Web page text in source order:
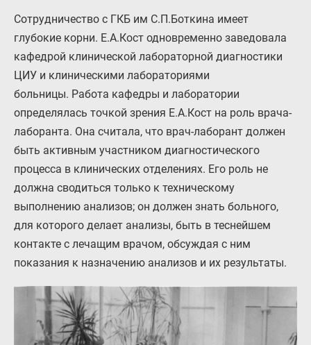
Сотрудничество с ГКБ им С.П.Боткина имеет
глубокие корни. Е.А.Кост одновременно заведовала
кафедрой клинической лабораторной диагностики
ЦИУ и клиническими лабораториями
больницы. Работа кафедры и лаборатории
определялась точкой зрения Е.А.Кост на роль врача-
лаборанта. Она считала, что врач-лаборант должен
быть активным участником диагностического
процесса в клинических отделениях. Его роль не
должна сводиться только к техническому
выполнению анализов; он должен знать больного,
для которого делает анализы, быть в теснейшем
контакте с лечащим врачом, обсуждая с ним
показания к назначению анализов и их результаты.